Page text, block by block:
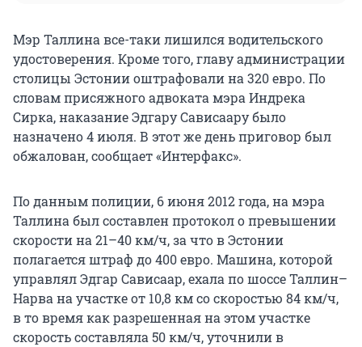
Мэр Таллина все-таки лишился водительского
удостоверения. Кроме того, главу администрации
столицы Эстонии оштрафовали на 320 евро. По
словам присяжного адвоката мэра Индрека
Сирка, наказание Эдгару Сависаару было
назначено 4 июля. В этот же день приговор был
обжалован, сообщает «Интерфакс».
По данным полиции, 6 июня 2012 года, на мэра
Таллина был составлен протокол о превышении
скорости на 21–40 км/ч, за что в Эстонии
полагается штраф до 400 евро. Машина, которой
управлял Эдгар Сависаар, ехала по шоссе Таллин–
Нарва на участке от 10,8 км со скоростью 84 км/ч,
в то время как разрешенная на этом участке
скорость составляла 50 км/ч, уточнили в